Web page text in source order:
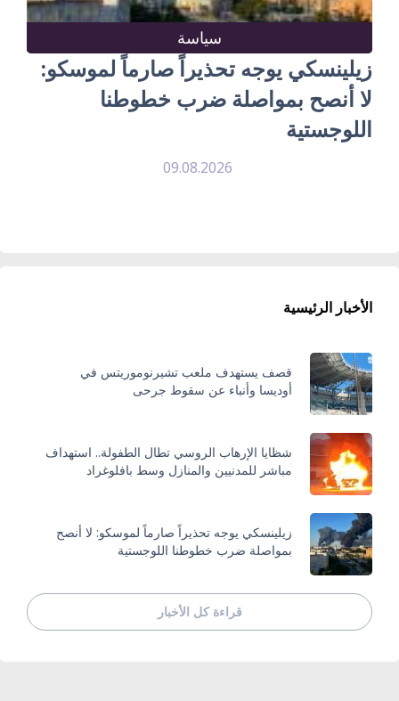
سياسة
زيلينسكي يوجه تحذيراً صارماً لموسكو:
لا أنصح بمواصلة ضرب خطوطنا
اللوجستية
09.08.2026
الأخبار الرئيسية
قصف يستهدف ملعب تشيرنوموريتس في
أوديسا وأنباء عن سقوط جرحى
شظايا الإرهاب الروسي تطال الطفولة.. استهداف
مباشر للمدنيين والمنازل وسط بافلوغراد
زيلينسكي يوجه تحذيراً صارماً لموسكو: لا أنصح
بمواصلة ضرب خطوطنا اللوجستية
قراءة كل الأخبار